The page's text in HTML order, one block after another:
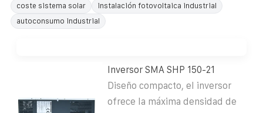
coste sistema solar
instalación fotovoltaica industrial
autoconsumo industrial
Inversor SMA SHP 150-21
Diseño compacto, el inversor
ofrece la máxima densidad de